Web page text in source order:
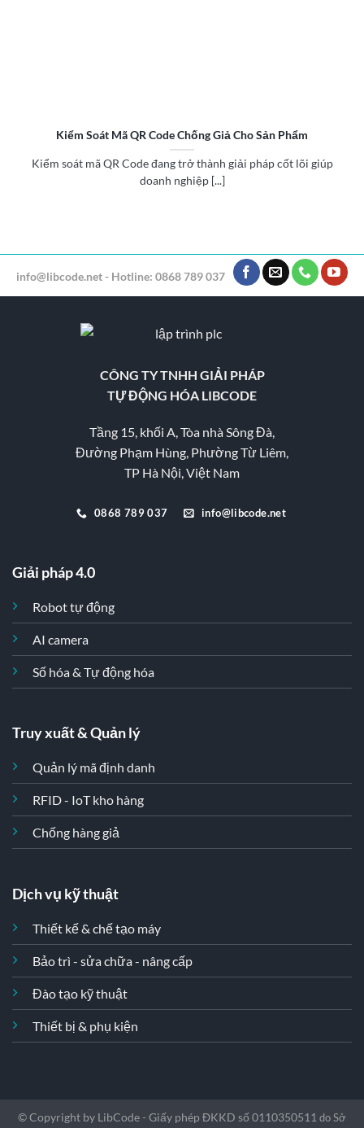
Kiểm Soát Mã QR Code Chống Giả Cho Sản Phẩm
Kiểm soát mã QR Code đang trở thành giải pháp cốt lõi giúp
doanh nghiệp [...]
info@libcode.net - Hotline: 0868 789 037
CÔNG TY TNHH GIẢI PHÁP
TỰ ĐỘNG HÓA LIBCODE
Tầng 15, khối A, Tòa nhà Sông Đà,
Đường Phạm Hùng, Phường Từ Liêm,
TP Hà Nội, Việt Nam
0868 789 037 info@libcode.net
Giải pháp 4.0
Robot tự động
AI camera
Số hóa & Tự động hóa
Truy xuất & Quản lý
Quản lý mã định danh
RFID - IoT kho hàng
Chống hàng giả
Dịch vụ kỹ thuật
Thiết kế & chế tạo máy
Bảo trì - sửa chữa - nâng cấp
Đào tạo kỹ thuật
Thiết bị & phụ kiện
© Copyright by LibCode - Giấy phép ĐKKD số 0110350511 do Sở